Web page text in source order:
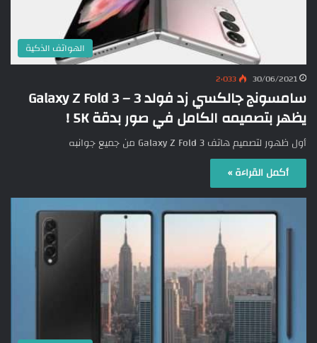
الهواتف الذكية
30/06/2021 2٬033
سامسونج جالكسي زد فولد 3 – Galaxy Z Fold 3
يظهر بتصميمه الكامل في صور بدقة 5K !
أول ظهور لتصميم هاتف Galaxy Z Fold 3 من جميع جوانبه
أكمل القراءة »